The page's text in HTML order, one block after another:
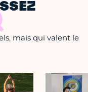
mais qui valent le